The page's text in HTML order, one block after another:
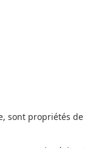
sont propriétés de